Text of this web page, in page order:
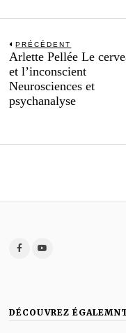
Navigation
de
l’article
PRÉCÉDENT
Previous
post:
Arlette Pellée Le
et l’inconscient
Neurosciences et
psychanalyse
DÉCOUVREZ